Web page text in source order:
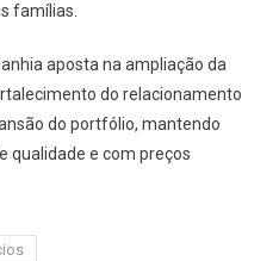
famílias.
aposta na ampliação da
do relacionamento
do portfólio, mantendo
qualidade e com preços